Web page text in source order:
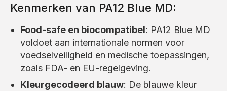
Kenmerken van PA12 Blue MD:
Food-safe en biocompatibel: PA12 Blue MD
voldoet aan internationale normen voor
voedselveiligheid en medische toepassingen,
zoals FDA- en EU-regelgeving.
Kleurgecodeerd blauw: De blauwe kleur